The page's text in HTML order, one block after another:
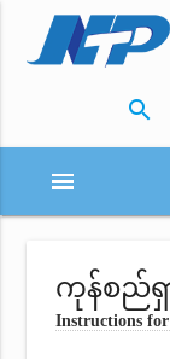
search
menu
ကုန်စည်ရှ
Instructions